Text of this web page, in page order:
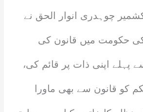
چوہدری انوار الحق نے
20 ماہ کی حکومت میں قانون کی
اپنی ذات پر قائم کی،
کو قانون سے بھی ماورا